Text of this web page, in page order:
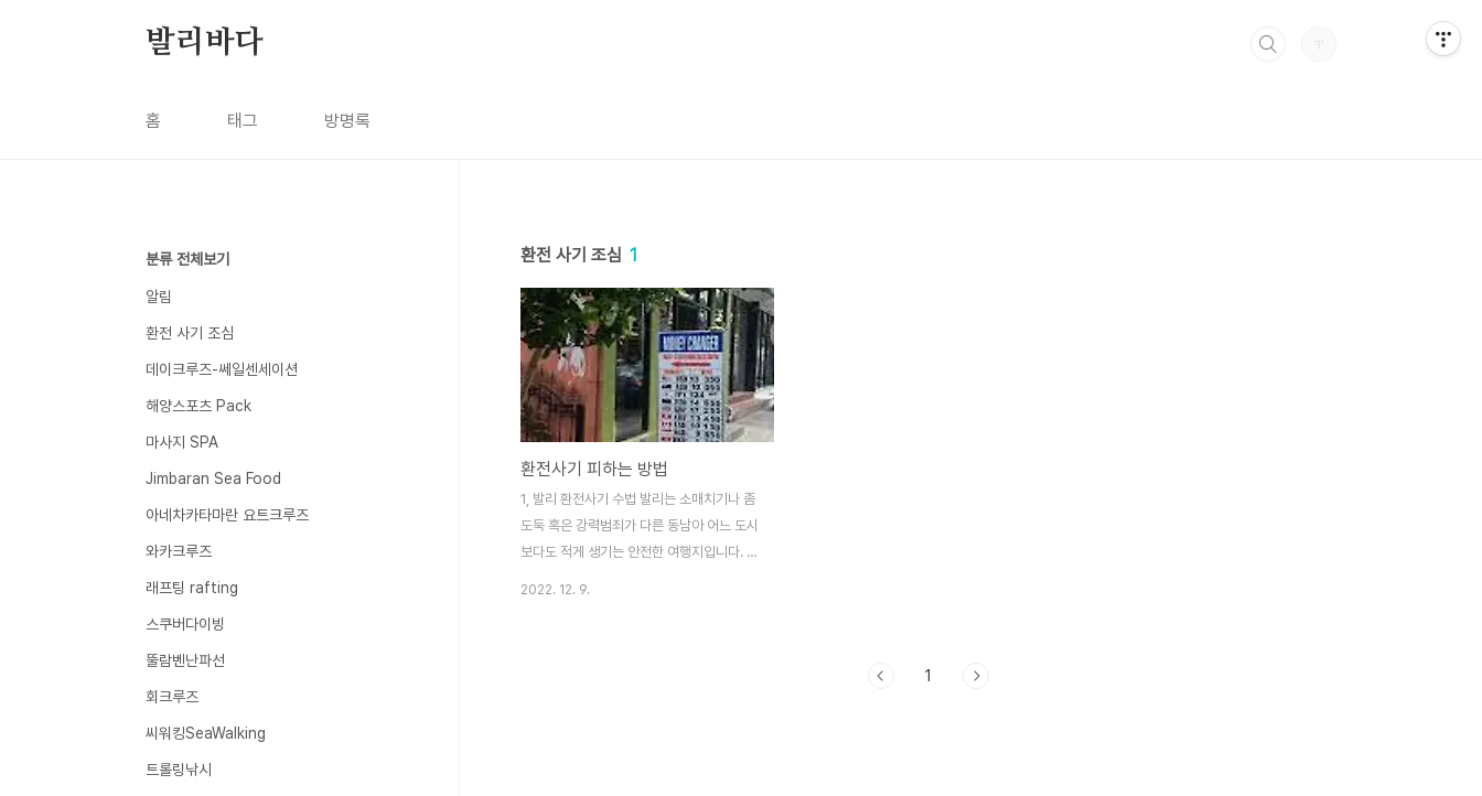
발리바다
홈 태그 방명록
환전 사기 조심 1
환전사기 피하는 방법
1, 발리 환전사기 수법 발리는 소매치기나 좀
도둑 혹은 강력범죄가 다른 동남아 어느 도시
보다도 적게 생기는 안전한 여행지입니다. 그
2022. 12. 9.
1
분류 전체보기
알림
환전 사기 조심
데이크루즈-쎄일센세이션
해양스포츠 Pack
마사지 SPA
Jimbaran Sea Food
아네차카타마란 요트크루즈
와카크루즈
래프팅 rafting
스쿠버다이빙
뚤람벤난파선
회크루즈
씨워킹SeaWalking
트롤링낚시